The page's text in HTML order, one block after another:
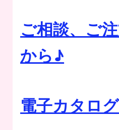
ご相談、ご
から♪
電子カタロ